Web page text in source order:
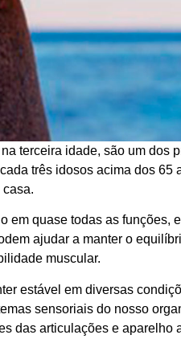
terceira idade, são um dos
três idosos acima dos 65
em quase todas as funções,
ajudar a manter o
muscular.
estável em diversas
sensoriais do nosso
das articulações e aparelho